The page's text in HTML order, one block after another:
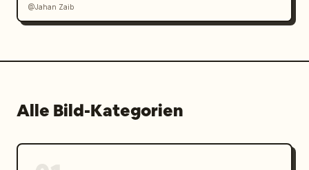
@Jahan Zaib
Alle Bild-Kategorien